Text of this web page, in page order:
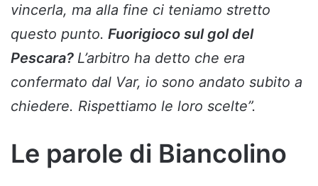
vincerla, ma alla fine ci teniamo stretto
questo punto. Fuorigioco sul gol del
Pescara? L’arbitro ha detto che era
confermato dal Var, io sono andato subito a
chiedere. Rispettiamo le loro scelte”.
Le parole di Biancolino